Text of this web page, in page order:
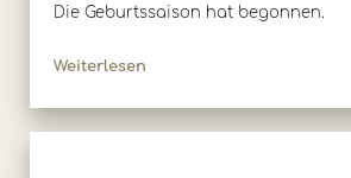
Die Geburtssaison hat begonnen.
Weiterlesen